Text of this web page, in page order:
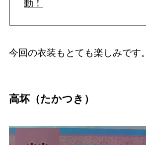
動！
今回の衣装もとても楽しみです。
高坏（たかつき）